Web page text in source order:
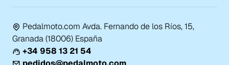
Pedalmoto.com Avda. Fernando de los Ríos, 15,
Granada (18006) España
+34 958 13 21 54